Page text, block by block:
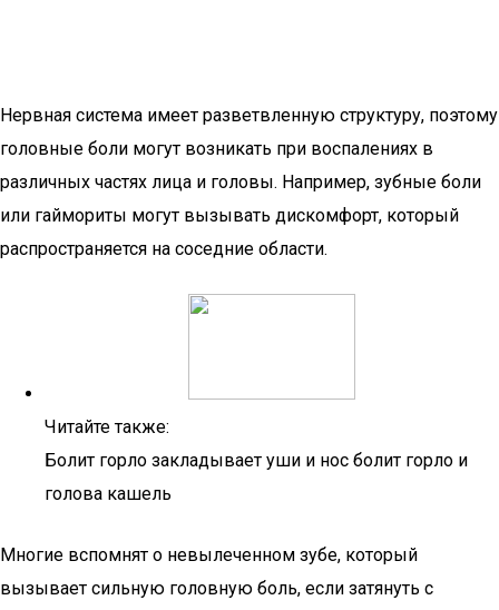
Нервная система имеет разветвленную структуру, поэтому
головные боли могут возникать при воспалениях в
различных частях лица и головы. Например, зубные боли
или гаймориты могут вызывать дискомфорт, который
распространяется на соседние области.
Читайте также:
Болит горло закладывает уши и нос болит горло и
голова кашель
Многие вспомнят о невылеченном зубе, который
вызывает сильную головную боль, если затянуть с